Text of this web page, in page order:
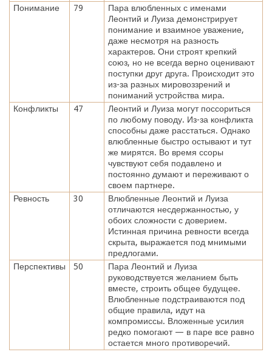
Понимание
79
Пара влюбленных с именами
Леонтий и Луиза демонстрирует
понимание и взаимное уважение,
даже несмотря на разность
характеров. Они строят крепкий
союз, но не всегда верно оценивают
поступки друг друга. Происходит это
из-за разных мировоззрений и
пониманий устройства мира.
Конфликты
47
Леонтий и Луиза могут поссориться
по любому поводу. Из-за конфликта
способны даже расстаться. Однако
влюбленные быстро остывают и тут
же мирятся. Во время ссоры
чувствуют себя подавлено и
постоянно думают и переживают о
своем партнере.
Ревность
30
Влюбленные Леонтий и Луиза
отличаются несдержанностью, у
обоих сложности с доверием.
Истинная причина ревности всегда
скрыта, выражается под мнимыми
предлогами.
Перспективы
50
Пара Леонтий и Луиза
руководствуется желанием быть
вместе, строить общее будущее.
Влюбленные подстраиваются под
общие правила, идут на
компромиссы. Вложенные усилия
редко помогают — в паре все равно
остается много противоречий.